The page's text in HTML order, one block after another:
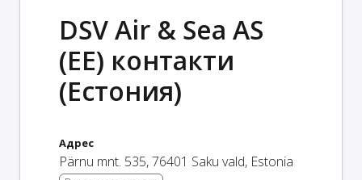
DSV Air & Sea AS
(EE) контакти
(Естония)
Адрес
Pärnu mnt. 535,76401 Saku vald, Estonia